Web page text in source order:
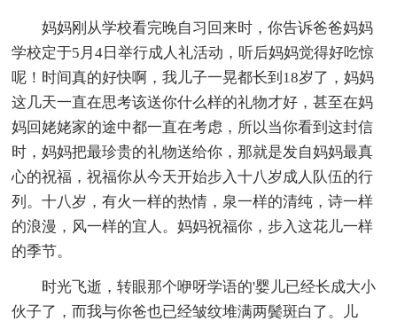
妈妈刚从学校看完晚自习回来时，你告诉爸爸妈妈
学校定于5月4日举行成人礼活动，听后妈妈觉得好吃惊
呢！时间真的好快啊，我儿子一晃都长到18岁了，妈妈
这几天一直在思考该送你什么样的礼物才好，甚至在妈
妈回姥姥家的途中都一直在考虑，所以当你看到这封信
时，妈妈把最珍贵的礼物送给你，那就是发自妈妈最真
心的祝福，祝福你从今天开始步入十八岁成人队伍的行
列。十八岁，有火一样的热情，泉一样的清纯，诗一样
的浪漫，风一样的宜人。妈妈祝福你，步入这花儿一样
的季节。
时光飞逝，转眼那个咿呀学语的'婴儿已经长成大小
伙子了，而我与你爸也已经皱纹堆满两鬓斑白了。儿